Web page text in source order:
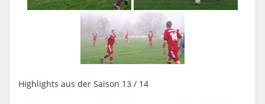
Highlights aus der Saison 13 / 14